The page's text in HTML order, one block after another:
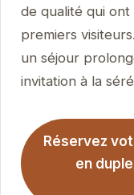
de qualité qui
premiers
un séjour
invitation à la
Réservez
en